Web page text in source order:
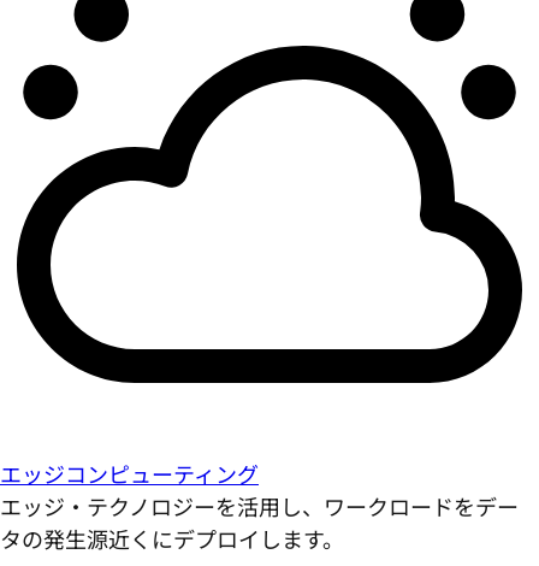
エッジコンピューティング
エッジ・テクノロジーを活用し、ワークロードをデー
タの発生源近くにデプロイします。